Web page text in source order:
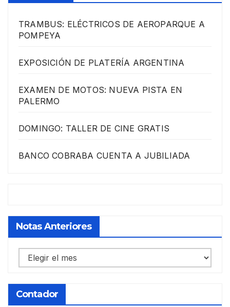
TRAMBUS: ELÉCTRICOS DE AEROPARQUE A
POMPEYA
EXPOSICIÓN DE PLATERÍA ARGENTINA
EXAMEN DE MOTOS: NUEVA PISTA EN
PALERMO
DOMINGO: TALLER DE CINE GRATIS
BANCO COBRABA CUENTA A JUBILIADA
Notas Anteriores
Notas
anteriores
Contador